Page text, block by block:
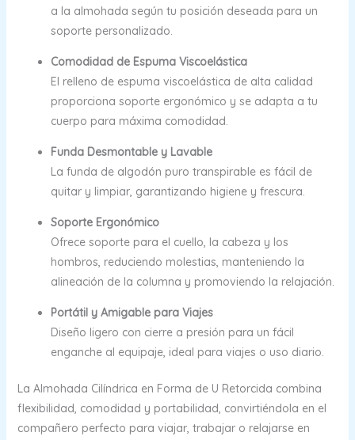
a la almohada según tu posición deseada para un
soporte personalizado.
Comodidad de Espuma Viscoelástica
El relleno de espuma viscoelástica de alta calidad
proporciona soporte ergonómico y se adapta a tu
cuerpo para máxima comodidad.
Funda Desmontable y Lavable
La funda de algodón puro transpirable es fácil de
quitar y limpiar, garantizando higiene y frescura.
Soporte Ergonómico
Ofrece soporte para el cuello, la cabeza y los
hombros, reduciendo molestias, manteniendo la
alineación de la columna y promoviendo la relajación.
Portátil y Amigable para Viajes
Diseño ligero con cierre a presión para un fácil
enganche al equipaje, ideal para viajes o uso diario.
La Almohada Cilíndrica en Forma de U Retorcida combina
flexibilidad, comodidad y portabilidad, convirtiéndola en el
compañero perfecto para viajar, trabajar o relajarse en